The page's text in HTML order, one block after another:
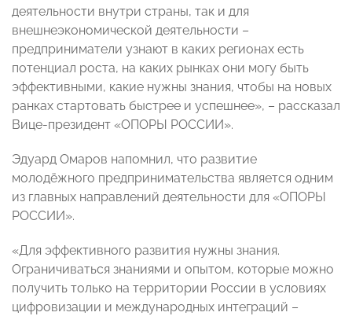
деятельности внутри страны, так и для
внешнеэкономической деятельности –
предприниматели узнают в каких регионах есть
потенциал роста, на каких рынках они могу быть
эффективными, какие нужны знания, чтобы на новых
ранках стартовать быстрее и успешнее», – рассказал
Вице-президент «ОПОРЫ РОССИИ».
Эдуард Омаров напомнил, что развитие
молодёжного предпринимательства является одним
из главных направлений деятельности для «ОПОРЫ
РОССИИ».
«Для эффективного развития нужны знания.
Ограничиваться знаниями и опытом, которые можно
получить только на территории России в условиях
цифровизации и международных интеграций –